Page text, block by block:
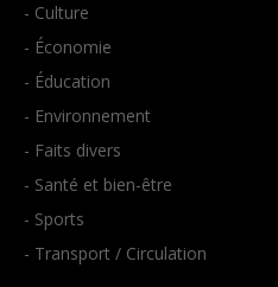
- Culture
- Économie
- Éducation
- Environnement
- Faits divers
- Santé et bien-être
- Sports
- Transport / Circulation